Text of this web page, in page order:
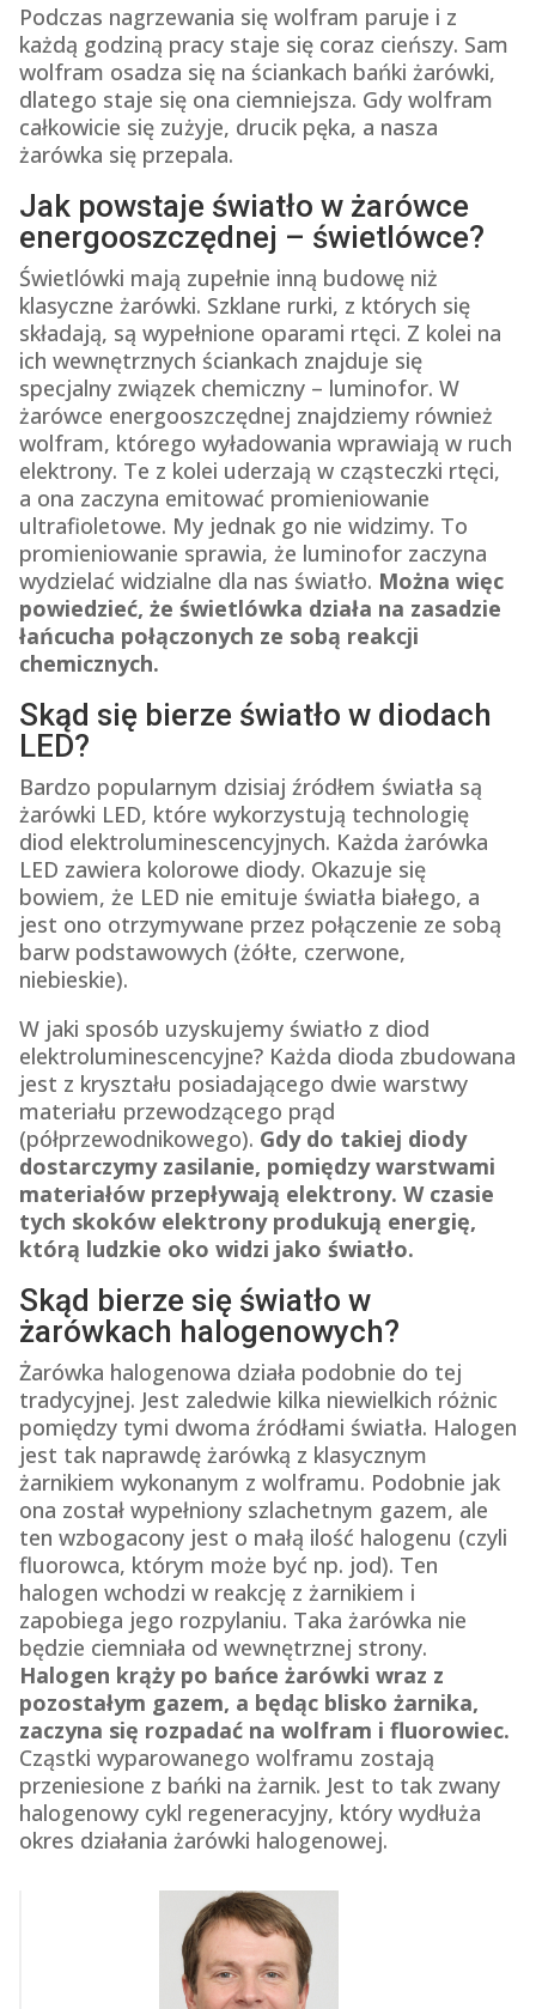
Podczas nagrzewania się wolfram paruje i z
każdą godziną pracy staje się coraz cieńszy. Sam
wolfram osadza się na ściankach bańki żarówki,
dlatego staje się ona ciemniejsza. Gdy wolfram
całkowicie się zużyje, drucik pęka, a nasza
żarówka się przepala.
Jak powstaje światło w żarówce
energooszczędnej – świetlówce?
Świetlówki mają zupełnie inną budowę niż
klasyczne żarówki. Szklane rurki, z których się
składają, są wypełnione oparami rtęci. Z kolei na
ich wewnętrznych ściankach znajduje się
specjalny związek chemiczny – luminofor. W
żarówce energooszczędnej znajdziemy również
wolfram, którego wyładowania wprawiają w ruch
elektrony. Te z kolei uderzają w cząsteczki rtęci,
a ona zaczyna emitować promieniowanie
ultrafioletowe. My jednak go nie widzimy. To
promieniowanie sprawia, że luminofor zaczyna
wydzielać widzialne dla nas światło. Można więc
powiedzieć, że świetlówka działa na zasadzie
łańcucha połączonych ze sobą reakcji
chemicznych.
Skąd się bierze światło w diodach
LED?
Bardzo popularnym dzisiaj źródłem światła są
żarówki LED, które wykorzystują technologię
diod elektroluminescencyjnych. Każda żarówka
LED zawiera kolorowe diody. Okazuje się
bowiem, że LED nie emituje światła białego, a
jest ono otrzymywane przez połączenie ze sobą
barw podstawowych (żółte, czerwone,
niebieskie).
W jaki sposób uzyskujemy światło z diod
elektroluminescencyjne? Każda dioda zbudowana
jest z kryształu posiadającego dwie warstwy
materiału przewodzącego prąd
(półprzewodnikowego). Gdy do takiej diody
dostarczymy zasilanie, pomiędzy warstwami
materiałów przepływają elektrony. W czasie
tych skoków elektrony produkują energię,
którą ludzkie oko widzi jako światło.
Skąd bierze się światło w
żarówkach halogenowych?
Żarówka halogenowa działa podobnie do tej
tradycyjnej. Jest zaledwie kilka niewielkich różnic
pomiędzy tymi dwoma źródłami światła. Halogen
jest tak naprawdę żarówką z klasycznym
żarnikiem wykonanym z wolframu. Podobnie jak
ona został wypełniony szlachetnym gazem, ale
ten wzbogacony jest o małą ilość halogenu (czyli
fluorowca, którym może być np. jod). Ten
halogen wchodzi w reakcję z żarnikiem i
zapobiega jego rozpylaniu. Taka żarówka nie
będzie ciemniała od wewnętrznej strony.
Halogen krąży po bańce żarówki wraz z
pozostałym gazem, a będąc blisko żarnika,
zaczyna się rozpadać na wolfram i fluorowiec.
Cząstki wyparowanego wolframu zostają
przeniesione z bańki na żarnik. Jest to tak zwany
halogenowy cykl regeneracyjny, który wydłuża
okres działania żarówki halogenowej.